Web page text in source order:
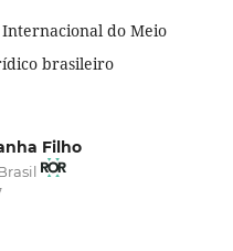
do Meio
brasileiro
Filho